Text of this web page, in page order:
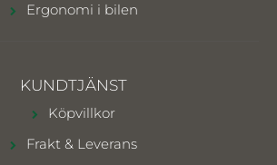
Ergonomi i bilen
KUNDTJÄNST
Köpvillkor
Frakt & Leverans